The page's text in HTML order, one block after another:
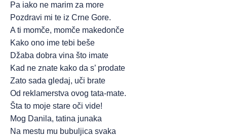
Pa iako ne marim za more
Pozdravi mi te iz Crne Gore.
A ti momče, momče makedonče
Kako ono ime tebi beše
Džaba dobra vina što imate
Kad ne znate kako da s’ prodate
Zato sada gledaj, uči brate
Od reklamerstva ovog tata-mate.
Šta to moje stare oči vide!
Mog Danila, tatina junaka
Na mestu mu bubuljica svaka